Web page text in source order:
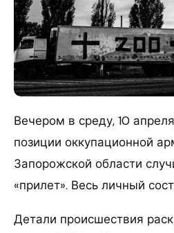
Вечером в среду, 10
позиции оккупационной
Запорожской области
«прилет». Весь личный
Детали происшествия